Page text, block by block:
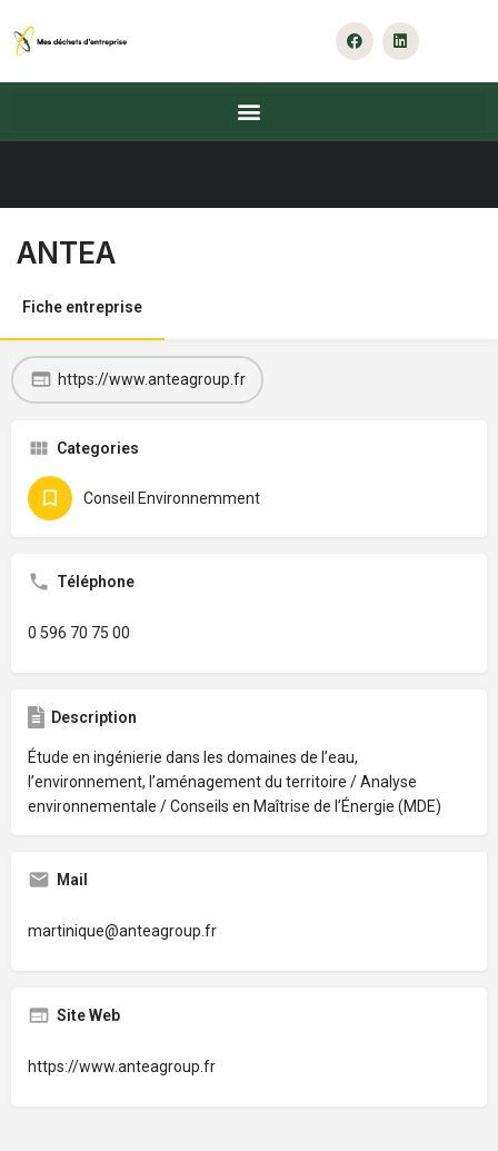
ANTEA
Fiche entreprise
https://www.anteagroup.fr
Categories
Conseil Environnemment
Téléphone
0 596 70 75 00
Description
Étude en ingénierie dans les domaines de l’eau,
l’environnement, l’aménagement du territoire / Analyse
environnementale / Conseils en Maîtrise de l’Énergie (MDE)
Mail
martinique@anteagroup.fr
Site Web
https://www.anteagroup.fr